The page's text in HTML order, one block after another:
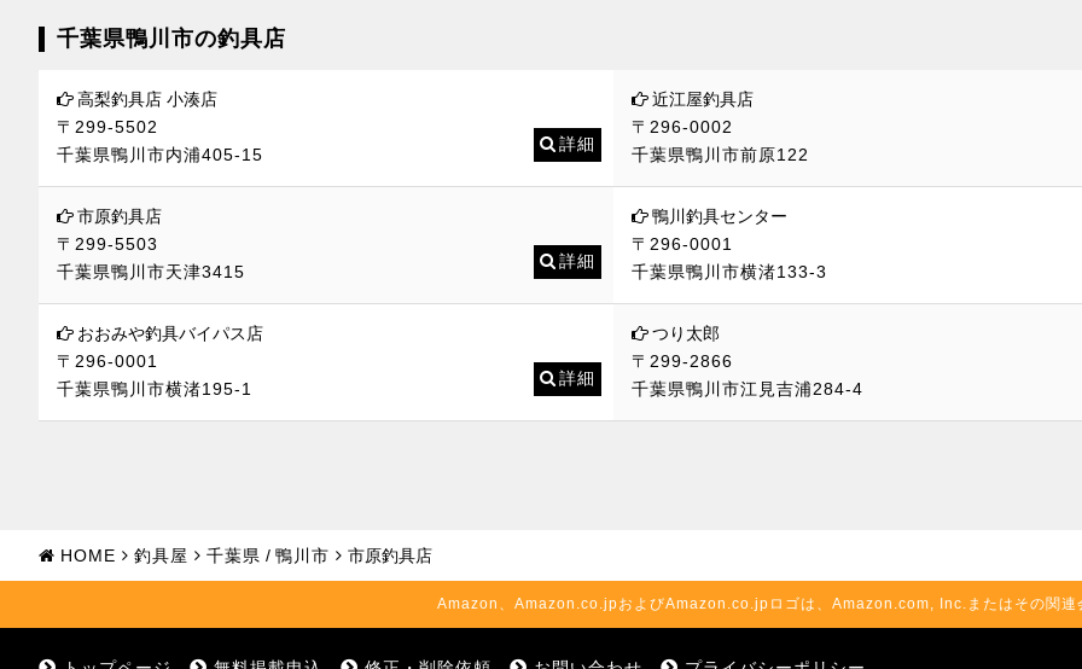
千葉県鴨川市の釣具店
高梨釣具店 小湊店
〒299-5502
千葉県鴨川市内浦405-15
詳細
近江屋釣具店
〒296-0002
千葉県鴨川市前原122
市原釣具店
〒299-5503
千葉県鴨川市天津3415
詳細
鴨川釣具センター
〒296-0001
千葉県鴨川市横渚133-3
おおみや釣具バイパス店
〒296-0001
千葉県鴨川市横渚195-1
詳細
つり太郎
〒299-2866
千葉県鴨川市江見吉浦284-4
HOME 釣具屋 千葉県 / 鴨川市 市原釣具店
Amazon、Amazon.co.jpおよびAmazon.co.jpロゴは、Amazon.com, Inc.またはその関連